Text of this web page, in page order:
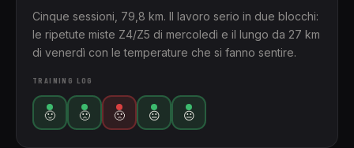
Cinque sessioni, 79,8 km. Il lavoro serio in due blocchi:
le ripetute miste Z4/Z5 di mercoledì e il lungo da 27 km
di venerdì con le temperature che si fanno sentire.
TRAINING LOG
🙂 🙁 🙁 😐 😐